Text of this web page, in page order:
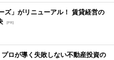
ズ」がリニューアル！ 賃貸経営の
[PR]
ロが導く失敗しない不動産投資の